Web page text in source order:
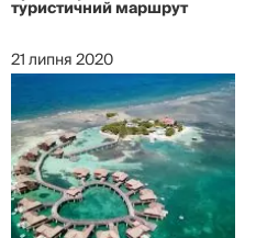
туристичний маршрут
21 липня 2020